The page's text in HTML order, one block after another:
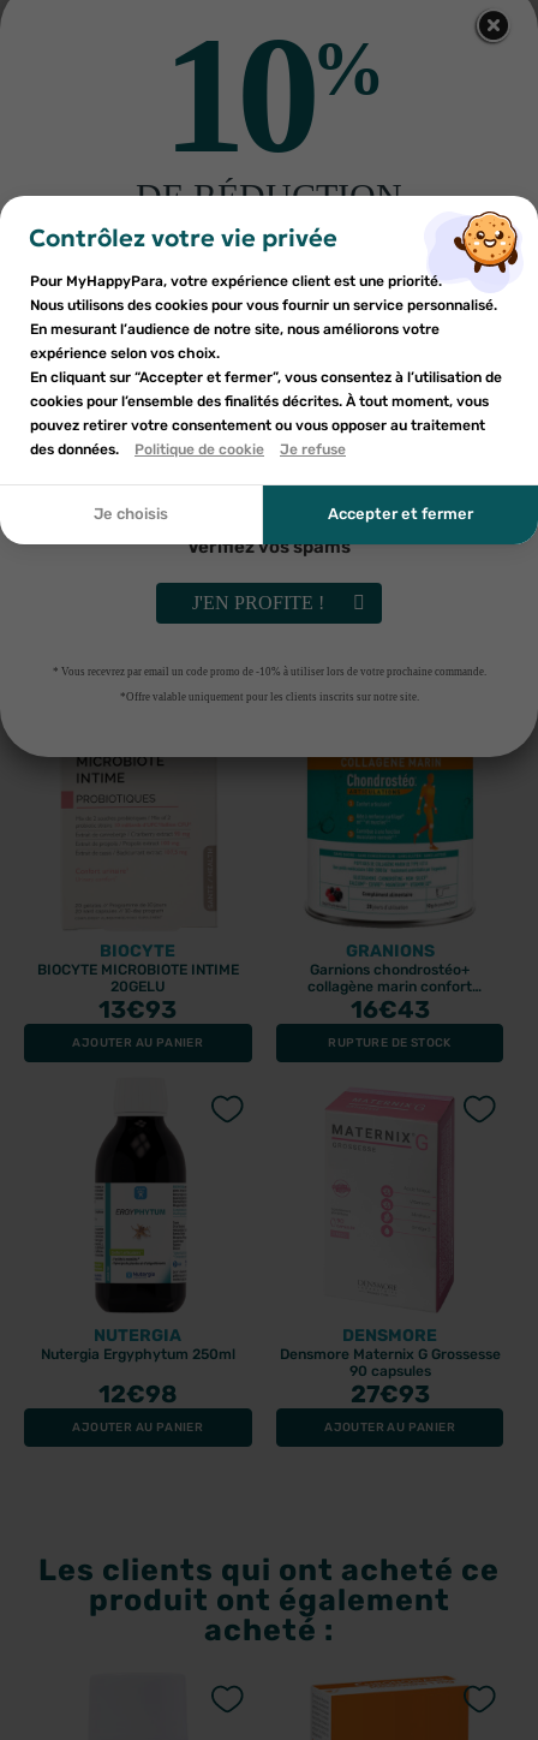
Autres produits pour vous
Prescription Nature Boulardii
200mg 15 gélules
€53
GRANIONS GELEE ROYALE
4000MG 10 AMPOULES
9€76
BIOCYTE
BIOCYTE MICROBIOTE INTIME
20GELU
13€93
AJOUTER AU PANIER
GRANIONS
Garnions chondrostéo+
collagène marin confort
articulaire 280gr
16€43
RUPTURE DE STOCK
NUTERGIA
Nutergia Ergyphytum 250ml
12€98
AJOUTER AU PANIER
DENSMORE
Densmore Maternix G Grossesse
90 capsules
27€93
AJOUTER AU PANIER
Les clients qui ont acheté ce
produit ont également
acheté :
Ajouter à ma liste d'envies ×
add_circle_outline
Créer une nouvelle liste
×
Nom de la liste d'envies
Annuler
Créer une liste d'envies
×
Vous devez être connecté pour ajouter des produits à votre
liste d'envies.
Annuler
Connexion
Contrôlez votre vie privée
Pour MyHappyPara, votre expérience client est une priorité.
Nous utilisons des cookies pour vous fournir un service personnalisé.
En mesurant l’audience de notre site, nous améliorons votre
expérience selon vos choix.
En cliquant sur “Accepter et fermer”, vous consentez à l’utilisation de
cookies pour l’ensemble des finalités décrites. À tout moment, vous
pouvez retirer votre consentement ou vous opposer au traitement
des données.
Politique de cookie Je refuse
Je choisis Accepter et fermer
10%
DE RÉDUCTION
sur votre première commande
Inscrivez-vous à notre newsletter et profitez
d'une réduction sur votre première commande*
En soumettant ce formulaire, j'accepte que les
informations saisies soient utilisées dans le cadre de
découler. Vous référer à la politique de confidentialité.
Vérifiez vos spams
J'EN PROFITE !
* Vous recevrez par email un code promo de -10% à utiliser lors de votre prochaine commande.
*Offre valable uniquement pour les clients inscrits sur notre site.